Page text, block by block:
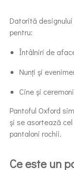
Datorită
pentru:
Întâlniri de
Nunți și
Cine și
Pantoful Oxford
și se asortează
pantaloni rochii.
Ce este un